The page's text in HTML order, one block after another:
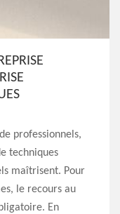
professionnels,
techniques
maîtrisent. Pour
le recours au
En